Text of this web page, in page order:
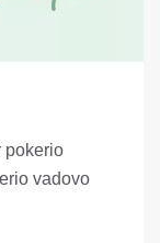
pokerio
vadovo